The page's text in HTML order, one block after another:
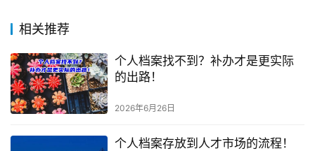
相关推荐
个人档案找不到？补办才是更实际
的出路！
2026年6月26日
个人档案存放到人才市场的流程！